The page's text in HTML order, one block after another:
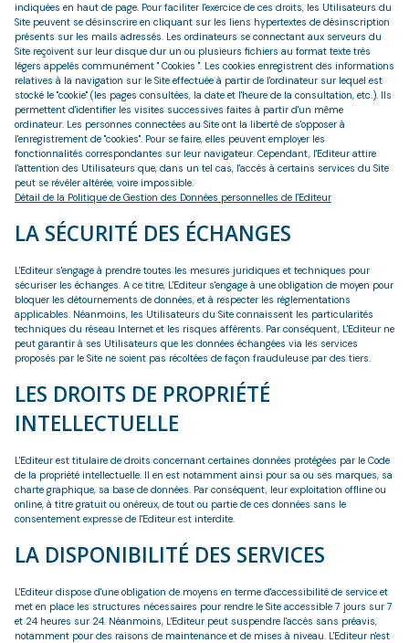
indiquées en haut de page. Pour faciliter l'exercice de ces droits, les Utilisateurs du
Site peuvent se désinscrire en cliquant sur les liens hypertextes de désinscription
présents sur les mails adressés. Les ordinateurs se connectant aux serveurs du
Site reçoivent sur leur disque dur un ou plusieurs fichiers au format texte très
légers appelés communément " Cookies ". Les cookies enregistrent des informations
relatives à la navigation sur le Site effectuée à partir de l'ordinateur sur lequel est
stocké le "cookie" (les pages consultées, la date et l'heure de la consultation, etc.). Ils
permettent d'identifier les visites successives faites à partir d'un même
ordinateur. Les personnes connectées au Site ont la liberté de s'opposer à
l'enregistrement de "cookies". Pour se faire, elles peuvent employer les
fonctionnalités correspondantes sur leur navigateur. Cependant, l'Editeur attire
l'attention des Utilisateurs que, dans un tel cas, l'accès à certains services du Site
peut se révéler altérée, voire impossible.
Détail de la Politique de Gestion des Données personnelles de l'Editeur
LA SÉCURITÉ DES ÉCHANGES
L'Editeur s'engage à prendre toutes les mesures juridiques et techniques pour
sécuriser les échanges. A ce titre, L'Editeur s'engage à une obligation de moyen pour
bloquer les détournements de données, et à respecter les réglementations
applicables. Néanmoins, les Utilisateurs du Site connaissent les particularités
techniques du réseau Internet et les risques afférents. Par conséquent, L'Editeur ne
peut garantir à ses Utilisateurs que les données échangées via les services
proposés par le Site ne soient pas récoltées de façon frauduleuse par des tiers.
LES DROITS DE PROPRIÉTÉ
INTELLECTUELLE
L'Editeur est titulaire de droits concernant certaines données protégées par le Code
de la propriété intellectuelle. Il en est notamment ainsi pour sa ou ses marques, sa
charte graphique, sa base de données. Par conséquent, leur exploitation offline ou
online, à titre gratuit ou onéreux, de tout ou partie de ces données sans le
consentement expresse de l'Editeur est interdite.
LA DISPONIBILITÉ DES SERVICES
L'Editeur dispose d'une obligation de moyens en terme d'accessibilité de service et
met en place les structures nécessaires pour rendre le Site accessible 7 jours sur 7
et 24 heures sur 24. Néanmoins, L'Editeur peut suspendre l'accès sans préavis,
notamment pour des raisons de maintenance et de mises à niveau. L'Editeur n'est